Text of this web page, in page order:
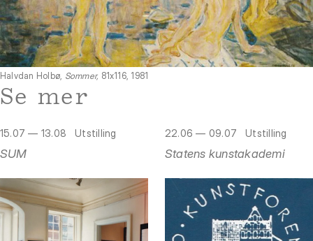
Halvdan Holbø, Sommer, 81x116, 1981
Se mer
15.07 — 13.08 Utstilling
SUM
22.06 — 09.07 Utstilling
Statens kunstakademi